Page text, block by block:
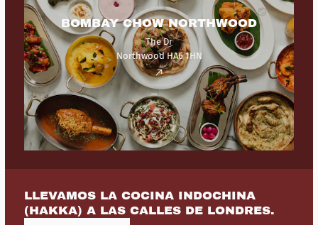
BOMBAY CHOW NORTHWOOD
The Dr
Northwood HA6 1HN
LLEVAMOS LA COCINA INDOCHINA
(HAKKA) A LAS CALLES DE LONDRES.